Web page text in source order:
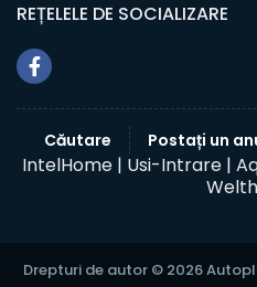
REȚELELE DE SOCIALIZARE
Căutare Postați un
IntelHome | Usi-Intrare |
Drepturi de autor © 2026